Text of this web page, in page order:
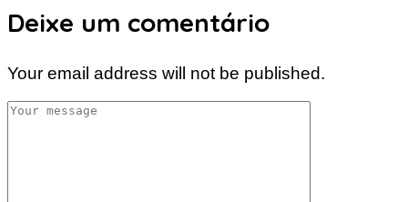
Deixe um comentário
Your email address will not be published.